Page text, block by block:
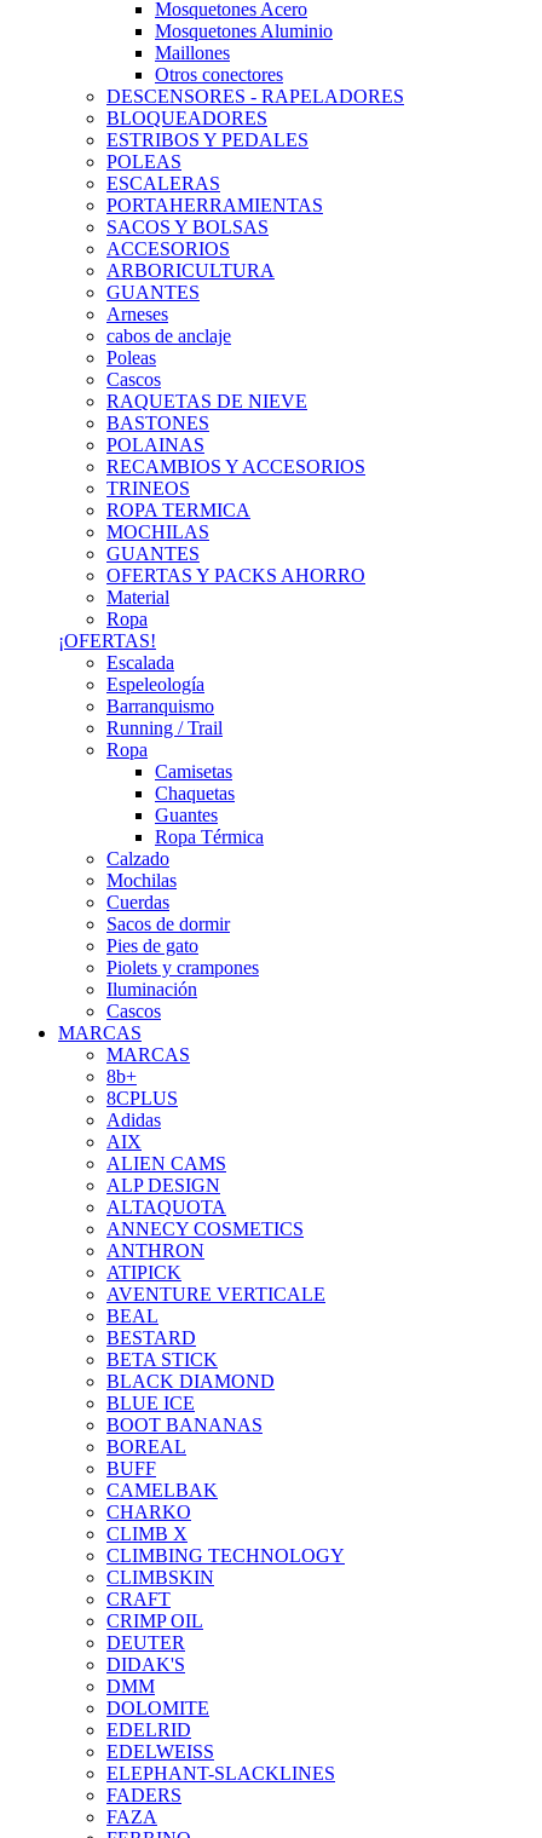
Mosquetones Acero
Mosquetones Aluminio
Maillones
Otros conectores
DESCENSORES - RAPELADORES
BLOQUEADORES
ESTRIBOS Y PEDALES
POLEAS
ESCALERAS
PORTAHERRAMIENTAS
SACOS Y BOLSAS
ACCESORIOS
ARBORICULTURA
GUANTES
Arneses
cabos de anclaje
Poleas
Cascos
RAQUETAS DE NIEVE
BASTONES
POLAINAS
RECAMBIOS Y ACCESORIOS
TRINEOS
ROPA TERMICA
MOCHILAS
GUANTES
OFERTAS Y PACKS AHORRO
Material
Ropa
¡OFERTAS!
Escalada
Espeleología
Barranquismo
Running / Trail
Ropa
Camisetas
Chaquetas
Guantes
Ropa Térmica
Calzado
Mochilas
Cuerdas
Sacos de dormir
Pies de gato
Piolets y crampones
Iluminación
Cascos
MARCAS
MARCAS
8b+
8CPLUS
Adidas
AIX
ALIEN CAMS
ALP DESIGN
ALTAQUOTA
ANNECY COSMETICS
ANTHRON
ATIPICK
AVENTURE VERTICALE
BEAL
BESTARD
BETA STICK
BLACK DIAMOND
BLUE ICE
BOOT BANANAS
BOREAL
BUFF
CAMELBAK
CHARKO
CLIMB X
CLIMBING TECHNOLOGY
CLIMBSKIN
CRAFT
CRIMP OIL
DEUTER
DIDAK'S
DMM
DOLOMITE
EDELRID
EDELWEISS
ELEPHANT-SLACKLINES
FADERS
FAZA